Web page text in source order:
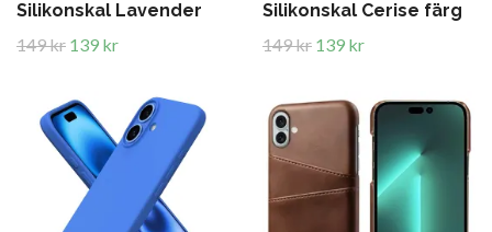
Silikonskal Lavender
149 kr 139 kr
Silikonskal Cerise färg
149 kr 139 kr